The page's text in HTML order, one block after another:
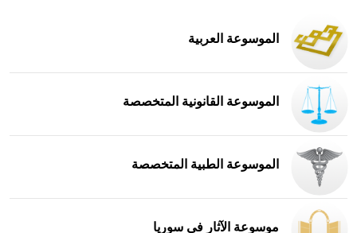
الموسوعة العربية
الموسوعة القانونية المتخصصة
الموسوعة الطبية المتخصصة
موسوعة الآثار في سوريا